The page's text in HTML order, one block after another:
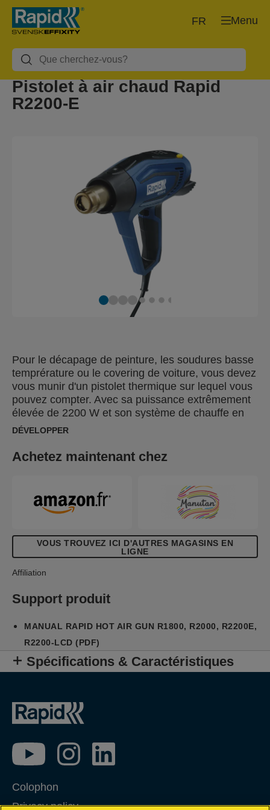
Menu
FR
Pistolet à air chaud Rapid
R2200-E
Pour le décapage de peinture, les soudures basse
temprérature ou le covering de voiture, vous devez
vous munir d'un pistolet thermique sur lequel vous
pouvez compter. Avec sa puissance extrêmement
élevée de 2200 W et son système de chauffe en
céramique, le R2200-E assure des hautes
techniques en usage intensif. Il possède
L'affichage LED communique le débit d'air et les
réglages de température sélectionnés (3 réglages
différents pour chaque). Le R2200-E a une montée
en température rapide et stable, qui améliore
l'efficacité de vos travaux. Sur 3 positions, la
température est réglable entre 60°C et 650°C pour
s'ajuster au travail souhaité.
DÉVELOPPER
Achetez maintenant chez
VOUS TROUVEZ ICI D'AUTRES MAGASINS EN
LIGNE
Affiliation
Support produit
MANUAL RAPID HOT AIR GUN R1800, R2000, R2200E,
R2200-LCD (PDF)
Spécifications & Caractéristiques
Colophon
Privacy policy